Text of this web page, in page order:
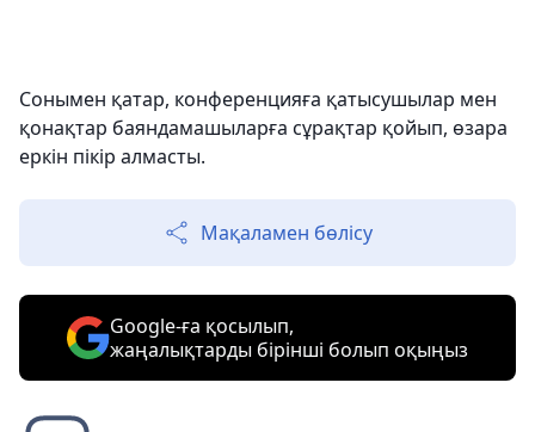
Сонымен қатар, конференцияға қатысушылар мен
қонақтар баяндамашыларға сұрақтар қойып, өзара
еркін пікір алмасты.
Мақаламен бөлісу
Google-ға қосылып,
жаңалықтарды бірінші болып оқыңыз